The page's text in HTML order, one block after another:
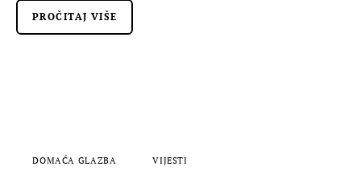
PROČITAJ VIŠE
DOMAĆA GLAZBA VIJESTI